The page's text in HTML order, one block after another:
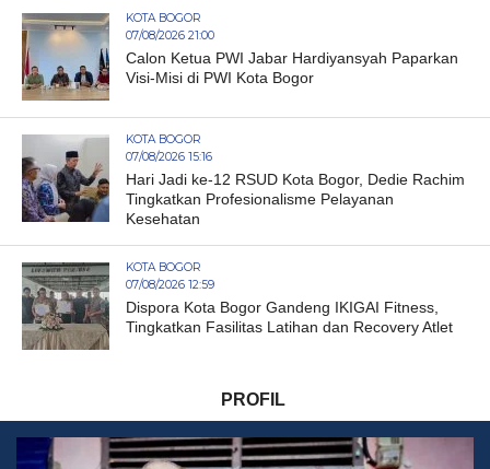
KOTA BOGOR
07/08/2026 21:00
Calon Ketua PWI Jabar Hardiyansyah Paparkan
Visi-Misi di PWI Kota Bogor
KOTA BOGOR
07/08/2026 15:16
Hari Jadi ke-12 RSUD Kota Bogor, Dedie Rachim
Tingkatkan Profesionalisme Pelayanan
Kesehatan
KOTA BOGOR
07/08/2026 12:59
Dispora Kota Bogor Gandeng IKIGAI Fitness,
Tingkatkan Fasilitas Latihan dan Recovery Atlet
PROFIL